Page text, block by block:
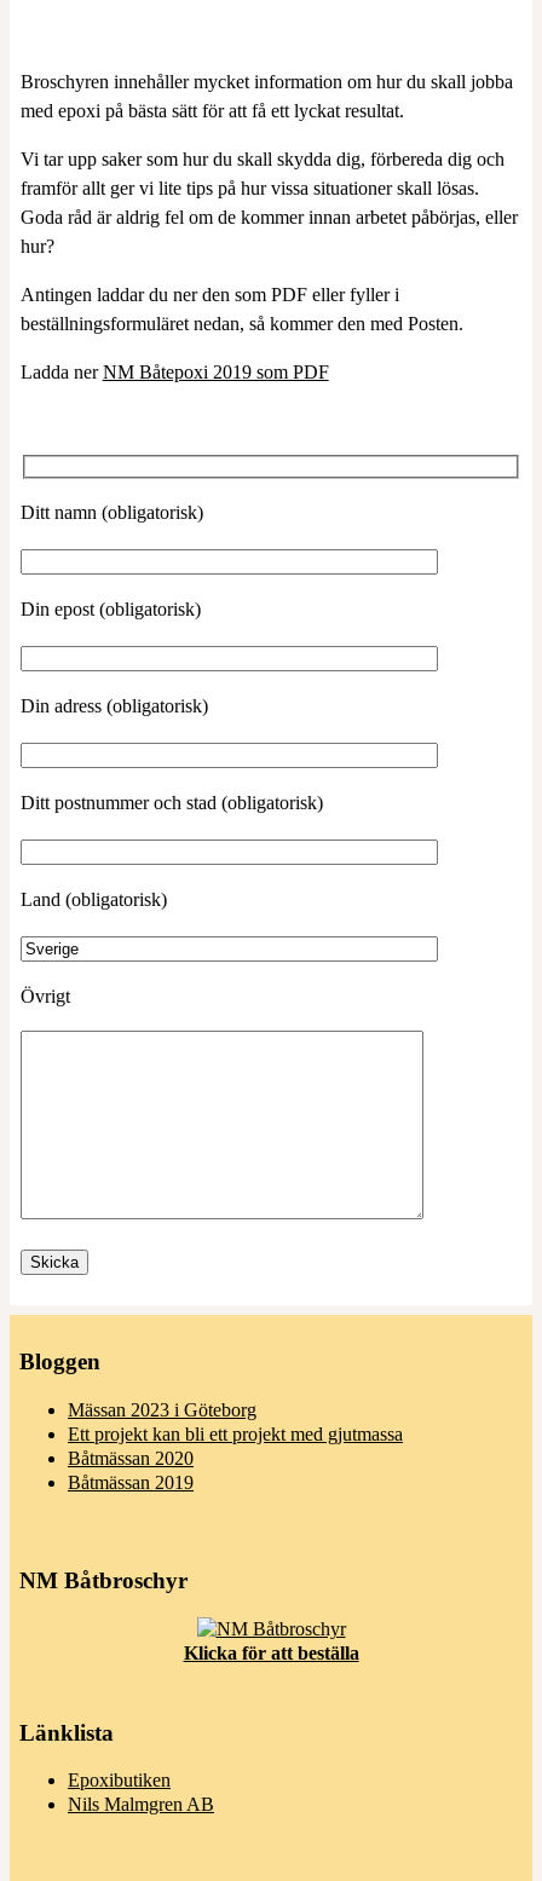
Broschyren innehåller mycket information om hur du skall jobba
med epoxi på bästa sätt för att få ett lyckat resultat.
Vi tar upp saker som hur du skall skydda dig, förbereda dig och
framför allt ger vi lite tips på hur vissa situationer skall lösas.
Goda råd är aldrig fel om de kommer innan arbetet påbörjas, eller
hur?
Antingen laddar du ner den som PDF eller fyller i
beställningsformuläret nedan, så kommer den med Posten.
Ladda nerNM Båtepoxi 2019 som PDF
Ditt namn (obligatorisk)
Din epost (obligatorisk)
Din adress (obligatorisk)
Ditt postnummer och stad (obligatorisk)
Land (obligatorisk)
Övrigt
Bloggen
Mässan 2023 i Göteborg
Ett projekt kan bli ett projekt med gjutmassa
Båtmässan 2020
Båtmässan 2019
NM Båtbroschyr
Klicka för att beställa
Länklista
Epoxibutiken
Nils Malmgren AB